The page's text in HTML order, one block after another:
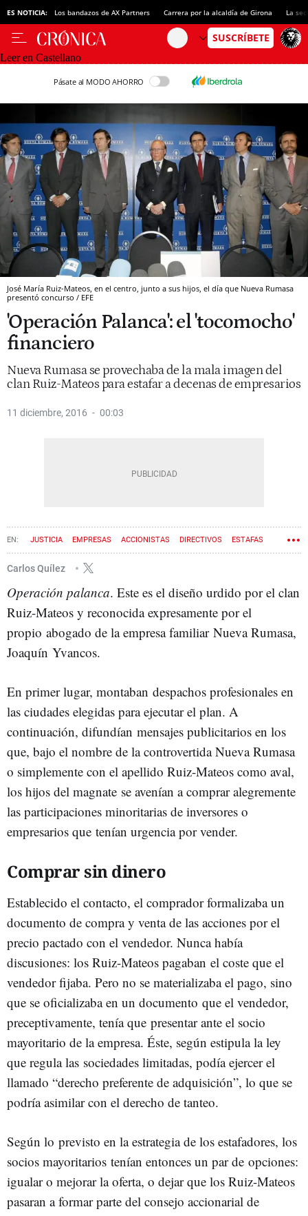
ES NOTICIA: Los bandazos de AX Partners Carrera por la alcaldía de Girona La
Leer en Castellano
Pásate al MODO AHORRO
José María Ruiz-Mateos, en el centro, junto a sus hijos, el día que Nueva Rumasa
presentó concurso / EFE
'Operación Palanca': el 'tocomocho'
financiero
Nueva Rumasa se provechaba de la mala imagen del
clan Ruiz-Mateos para estafar a decenas de empresarios
11 diciembre, 2016 00:03
JUSTICIA EMPRESAS ACCIONISTAS DIRECTIVOS ESTAFAS
RUIZ-MATEOS
Carlos Quílez
Operación palanca. Este es el diseño urdido por el clan
Ruiz-Mateos y reconocida expresamente por el
propio abogado de la empresa familiar Nueva Rumasa,
Joaquín Yvancos.
En primer lugar, montaban despachos profesionales en
las ciudades elegidas para ejecutar el plan. A
continuación, difundían mensajes publicitarios en los
que, bajo el nombre de la controvertida Nueva Rumasa
o simplemente con el apellido Ruiz-Mateos como aval,
los hijos del magnate se avenían a comprar alegremente
las participaciones minoritarias de inversores o
empresarios que tenían urgencia por vender.
Comprar sin dinero
Establecido el contacto, el comprador formalizaba un
documento de compra y venta de las acciones por el
precio pactado con el vendedor. Nunca había
discusiones: los Ruiz-Mateos pagaban el coste que el
vendedor fijaba. Pero no se materializaba el pago, sino
que se oficializaba en un documento que el vendedor,
preceptivamente, tenía que presentar ante el socio
mayoritario de la empresa. Éste, según estipula la ley
que regula las sociedades limitadas, podía ejercer el
llamado “derecho preferente de adquisición”, lo que se
podría asimilar con el derecho de tanteo.
Según lo previsto en la estrategia de los estafadores, los
socios mayoritarios tenían entonces un par de opciones:
igualar o mejorar la oferta, o dejar que los Ruiz-Mateos
pasaran a formar parte del consejo accionarial de